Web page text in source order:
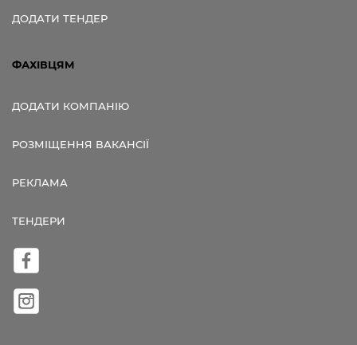
ДОДАТИ ТЕНДЕР
ФАХІВЦЯМ
ДОДАТИ КОМПАНІЮ
РОЗМІЩЕННЯ ВАКАНСІЇ
РЕКЛАМА
ТЕНДЕРИ